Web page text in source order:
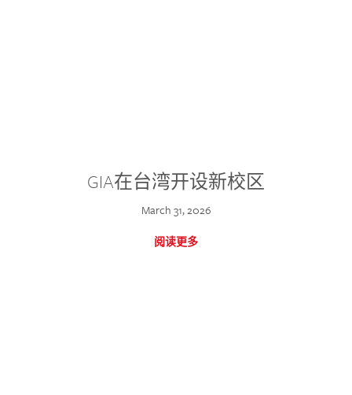
GIA在台湾开设新校区
March 31, 2026
阅读更多